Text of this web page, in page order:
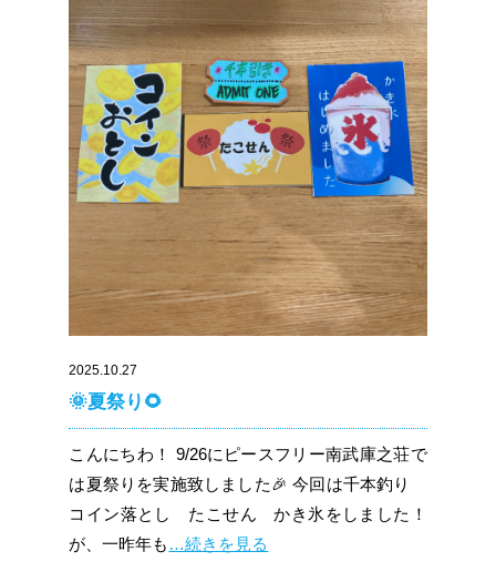
2025.10.27
🌞夏祭り🌻
こんにちわ！ 9/26にピースフリー南武庫之荘で
は夏祭りを実施致しました🎉 今回は千本釣り
コイン落とし たこせん かき氷をしました！
が、一昨年も …続きを見る